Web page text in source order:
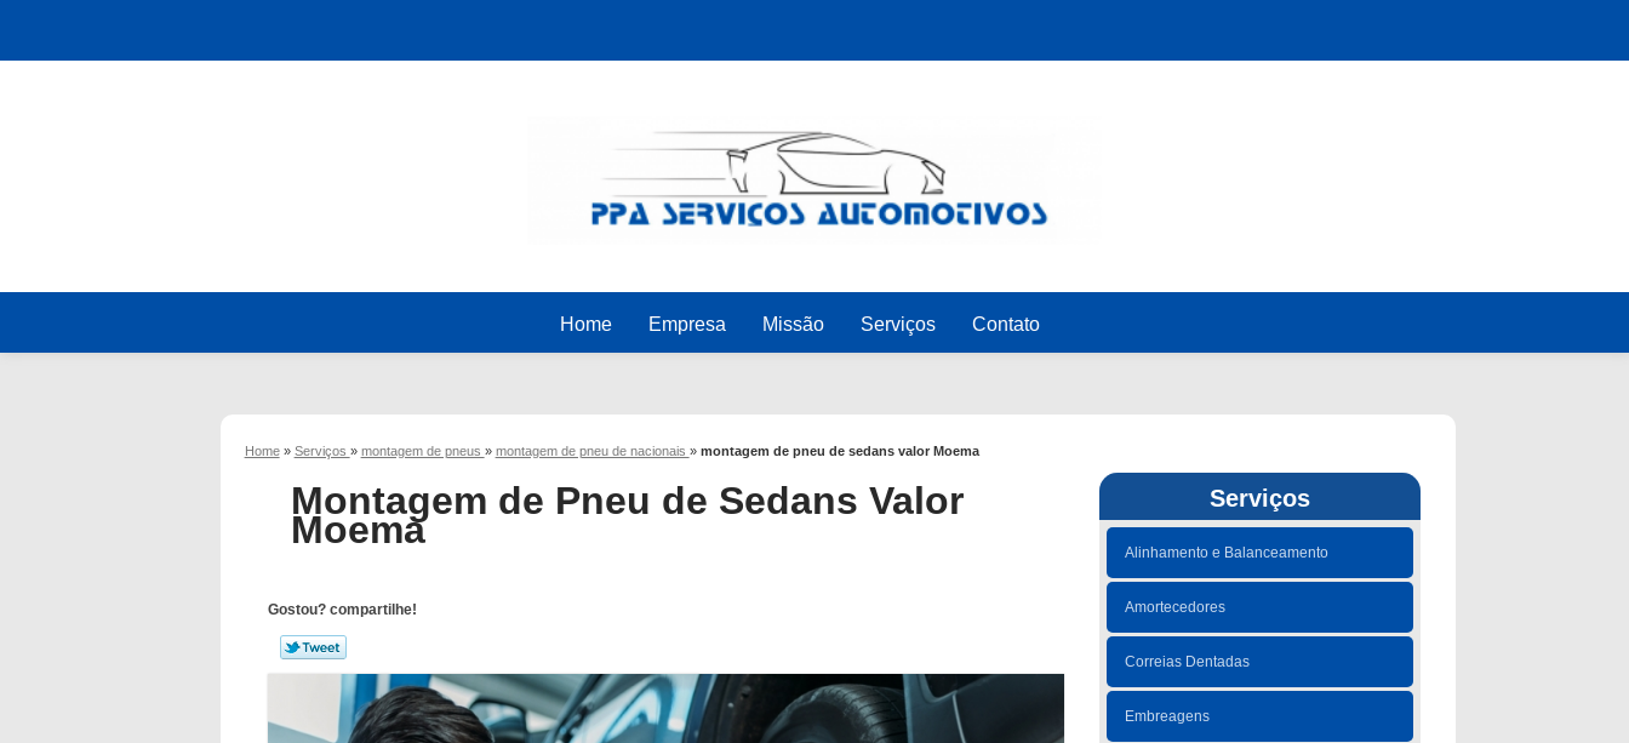
Home Empresa Missão Serviços Contato
Home » Serviços » montagem de pneus » montagem de pneu de nacionais » montagem de pneu de sedans valor Moema
Serviços
Alinhamento e Balanceamento
Amortecedores
Correias Dentadas
Embreagens
Montagem de Pneu de Sedans Valor
Moema
Gostou? compartilhe!